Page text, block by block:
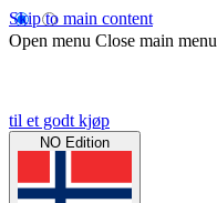
Skip to main content
Open menu Close main menu
til et godt kjøp
NO Edition